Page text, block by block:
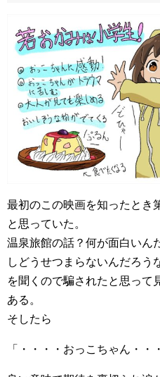
最初のこの映画を知ったとき
と思っていた。
温泉旅館の話？何が面白いん
しどうせつまらないんだろう
を聞くので騙されたと思って
ある。
そしたら
「・・・・おっこちゃん・・